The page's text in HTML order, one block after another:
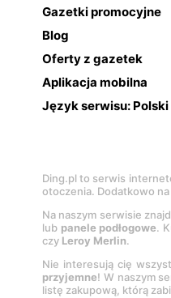
Gazetki promocyjne
Blog
Oferty z gazetek
Aplikacja mobilna
Język serwisu: Polski
Ding.pl to serwis
otoczenia. Dodatkowo
Na naszym serwisie
lub panele podłogowe.
czy Leroy Merlin.
Nie interesują cię
przyjemne! W naszym
listę zakupową, którą